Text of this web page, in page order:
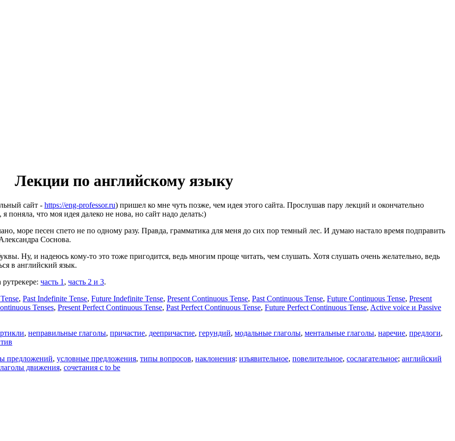
Лекции по английскому языку
сайт - https://eng-professor.ru) пришел ко мне чуть позже, чем идея этого сайта. Прослушав пару лекций и окончательно
поняла, что моя идея далеко не нова, но сайт надо делать:)
море песен спето не по одному разу. Правда, грамматика для меня до сих пор темный лес. И думаю настало время подправить
Соснова.
Ну, и надеюсь кому-то это тоже пригодится, ведь многим проще читать, чем слушать. Хотя слушать очень желательно, ведь
в английский язык.
часть 1 , часть 2 и 3.
, Past Indefinite Tense, Future Indefinite Tense, Present Continuous Tense, Past Continuous Tense, Future Continuous Tense, Present
Tenses, Present Perfect Continuous Tense, Past Perfect Continuous Tense, Future Perfect Continuous Tense, Active voice и Passive
, неправильные глаголы, причастие, деепричастие, герундий, модальные глаголы, ментальные глаголы, наречие, предлоги,
предложений, условные предложения, типы вопросов, наклонения: изъявительное, повелительное, сослагательное; английский
движения, сочетания с to be